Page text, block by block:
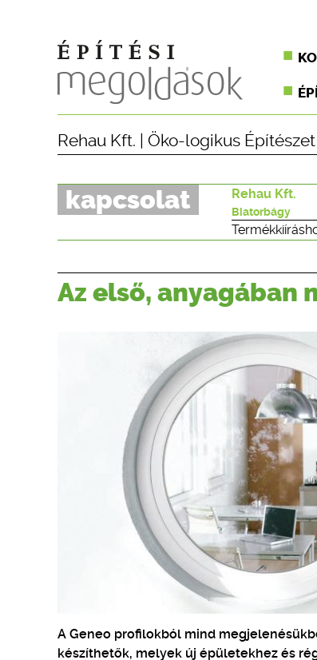
Rehau Kft. Öko-logikus Építészet
kapcsolat Rehau Kft.
Biatorbágy
Az első,
A Geneo profilokból mind
készíthetők, melyek új épületekhez és